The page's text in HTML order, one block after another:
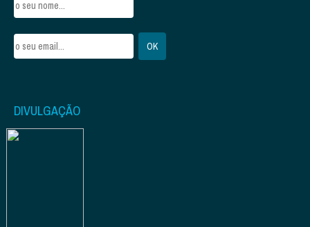
DIVULGAÇÃO